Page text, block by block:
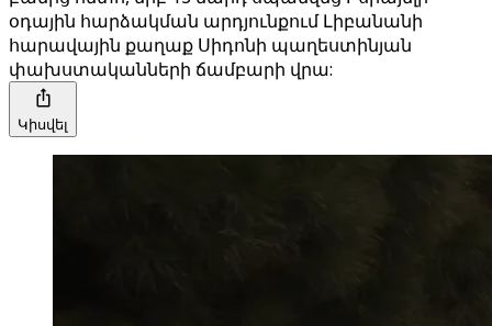
օդային հարձակման արդյունքում Լիբանանի
հարավային քաղաք Սիդոնի պաղեստինյան
փախստականների ճամբարի վրա:
Կիսվել